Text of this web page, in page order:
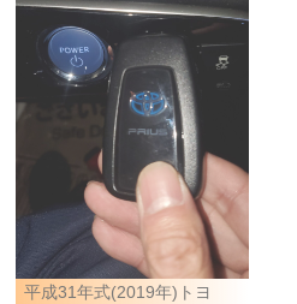
平成31年式(2019年)トヨ